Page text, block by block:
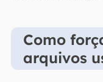
Como
arquivos